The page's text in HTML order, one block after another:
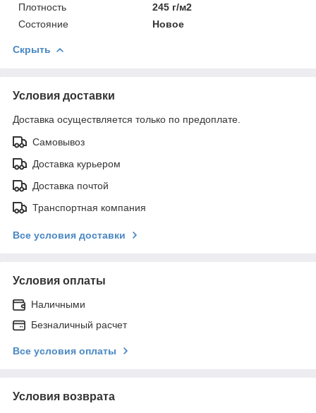
Плотность
245 г/м2
Состояние
Новое
Скрыть
Условия доставки
Доставка осуществляется только по предоплате.
Самовывоз
Доставка курьером
Доставка почтой
Транспортная компания
Все условия доставки
Условия оплаты
Наличными
Безналичный расчет
Все условия оплаты
Условия возврата